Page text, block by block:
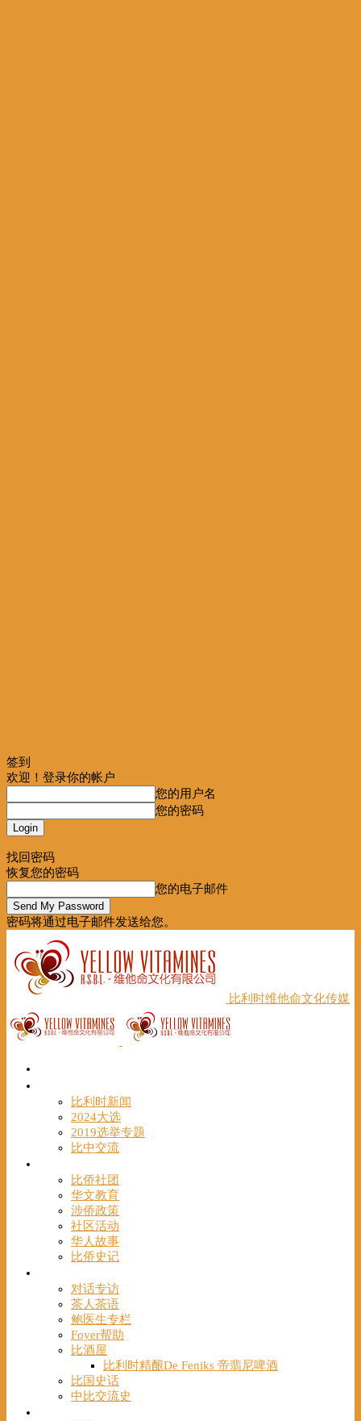
签到
欢迎！登录你的帐户
您的用户名
您的密码
找回密码
恢复您的密码
您的电子邮件
密码将通过电子邮件发送给您。
比利时维他命文化传媒
比利时新闻
2024大选
2019选举专题
比中交流
比侨社团
华文教育
涉侨政策
社区活动
华人故事
比侨史记
对话专访
茶人茶语
鲍医生专栏
Foyer帮助
比酒屋
比利时精酿De Feniks 帝翡尼啤酒
比国史话
中比交流史